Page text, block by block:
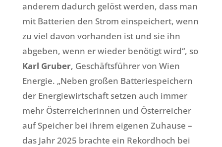
anderem dadurch gelöst werden, dass man
mit Batterien den Strom einspeichert, wenn
zu viel davon vorhanden ist und sie ihn
abgeben, wenn er wieder benötigt wird“, so
Karl Gruber, Geschäftsführer von Wien
Energie. „Neben großen Batteriespeichern
der Energiewirtschaft setzen auch immer
mehr Österreicherinnen und Österreicher
auf Speicher bei ihrem eigenen Zuhause –
das Jahr 2025 brachte ein Rekordhoch bei